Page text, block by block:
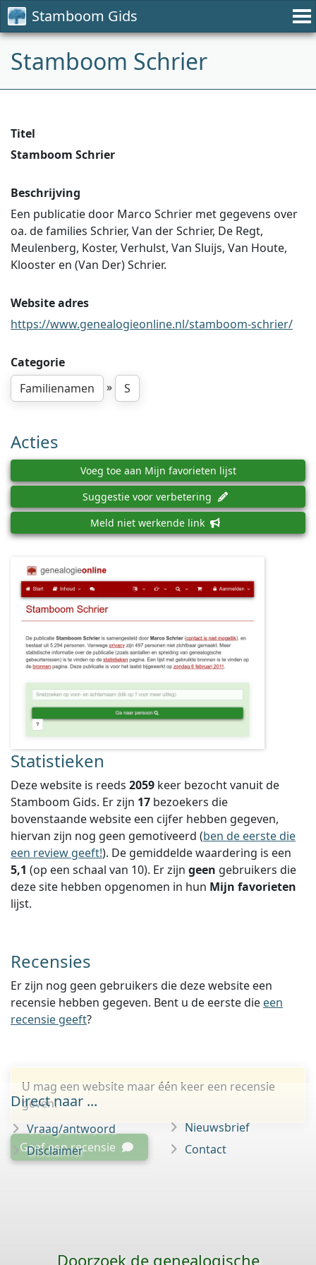
Stamboom Gids
Stamboom Schrier
Titel
Stamboom Schrier
Beschrijving
Een publicatie door Marco Schrier met gegevens over
oa. de families Schrier, Van der Schrier, De Regt,
Meulenberg, Koster, Verhulst, Van Sluijs, Van Houte,
Klooster en (Van Der) Schrier.
Website adres
https://www.genealogieonline.nl/stamboom-schrier/
Categorie
Familienamen
» S
Acties
Voeg toe aan Mijn favorieten lijst
Suggestie voor verbetering
Meld niet werkende link
Statistieken
Deze website is reeds 2059 keer bezocht vanuit de
Stamboom Gids. Er zijn 17 bezoekers die
bovenstaande website een cijfer hebben gegeven,
hiervan zijn nog geen gemotiveerd (ben de eerste die
een review geeft!). De gemiddelde waardering is een
5,1 (op een schaal van 10). Er zijn geen gebruikers die
deze site hebben opgenomen in hun Mijn favorieten
lijst.
Recensies
Er zijn nog geen gebruikers die deze website een
recensie hebben gegeven. Bent u de eerste die een
recensie geeft?
U mag een website maar één keer een recensie
geven.
Geef een recensie
Direct naar ...
Vraag/antwoord
Disclaimer
Nieuwsbrief
Contact
Doorzoek de genealogische